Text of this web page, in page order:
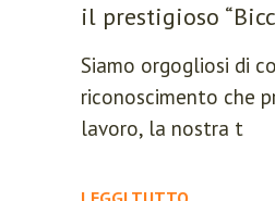
il prestigioso
Siamo orgogliosi di
riconoscimento che
lavoro, la nostra t
Sign in here.
Log into your